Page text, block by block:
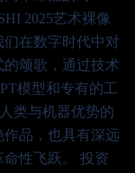
2025艺术裸像
在数字时代中对
颂歌，通过技术
模型和专有的工
类与机器优势的
品，也具有深远
性飞跃。 投资